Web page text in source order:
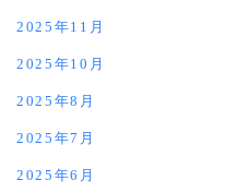
2025年11月
2025年10月
2025年8月
2025年7月
2025年6月